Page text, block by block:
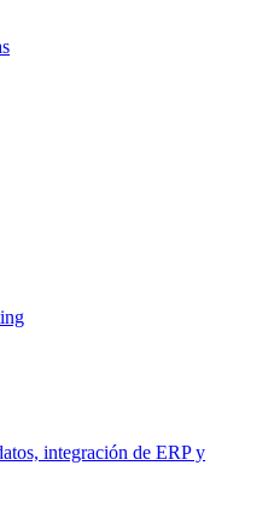
integración de ERP y